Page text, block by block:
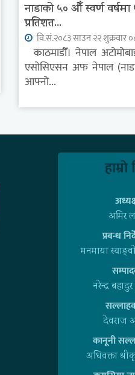
नाडाको ५० औँ स्वर्ण वर्षमा
प्रतिशत...
वि.सं.२०८३ साउन २२ शुक्रवार
काठमाडौँ। नेपाल
एसोसिएसन अफ नेपाल
आफ्नो...
अमिर
प्रबन्ध
मनमाया
नरेन्द्र
देवराज
कानूनी
अधिवक्ता